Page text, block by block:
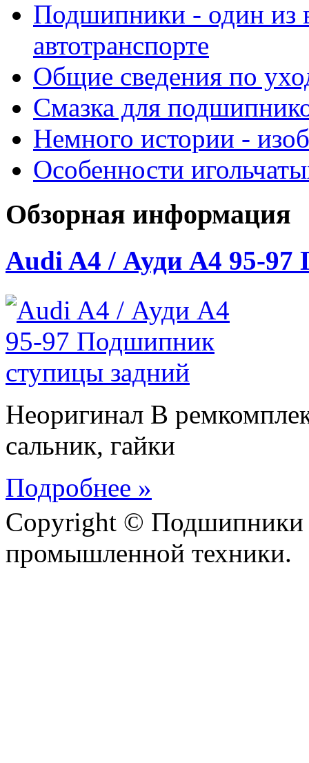
Подшипники - один из
автотранспорте
Общие сведения по
Смазка для
Немного истории -
Особенности
Обзорная информация
Audi A4 / Ауди А4 95-97
Неоригинал В
сальник, гайки
Подробнее »
Copyright © Подшипники
промышленной техники.